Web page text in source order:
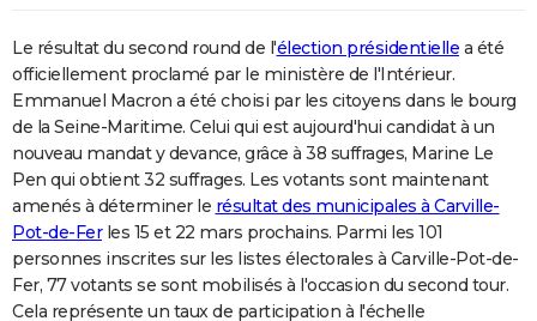
Le résultat du second round de l'élection présidentielle a été
officiellement proclamé par le ministère de l'Intérieur.
Emmanuel Macron a été choisi par les citoyens dans le bourg
de la Seine-Maritime. Celui qui est aujourd'hui candidat à un
nouveau mandat y devance, grâce à 38 suffrages, Marine Le
Pen qui obtient 32 suffrages. Les votants sont maintenant
amenés à déterminer le résultat des municipales à Carville-
Pot-de-Ferles 15 et 22 mars prochains. Parmi les 101
personnes inscrites sur les listes électorales à Carville-Pot-de-
Fer, 77 votants se sont mobilisés à l'occasion du second tour.
Cela représente un taux de participation à l'échelle